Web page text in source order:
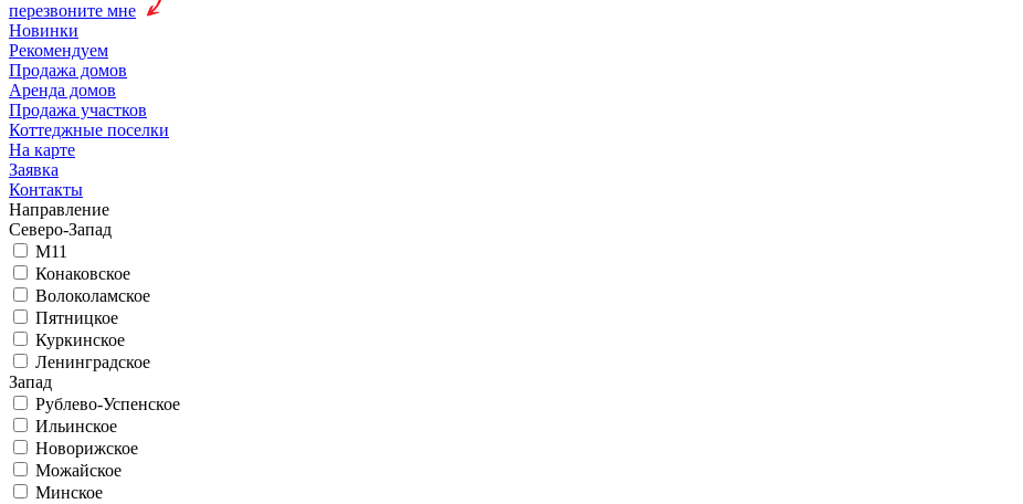
перезвоните мне
Новинки
Рекомендуем
Продажа домов
Аренда домов
Продажа участков
Коттеджные поселки
На карте
Заявка
Контакты
Направление
Северо-Запад
М11
Конаковское
Волоколамское
Пятницкое
Куркинское
Ленинградское
Запад
Рублево-Успенское
Ильинское
Новорижское
Можайское
Минское